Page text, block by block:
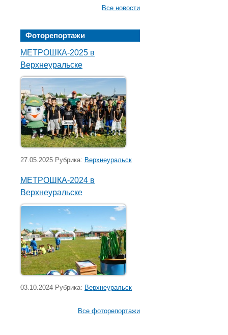
Все новости
Фоторепортажи
МЕТРОШКА-2025 в
Верхнеуральске
27.05.2025 Рубрика: Верхнеуральск
МЕТРОШКА-2024 в
Верхнеуральске
03.10.2024 Рубрика: Верхнеуральск
Все фоторепортажи